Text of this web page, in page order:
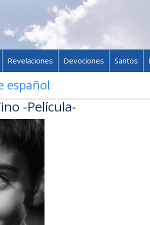
Revelaciones Devociones Santos
español
-Película-